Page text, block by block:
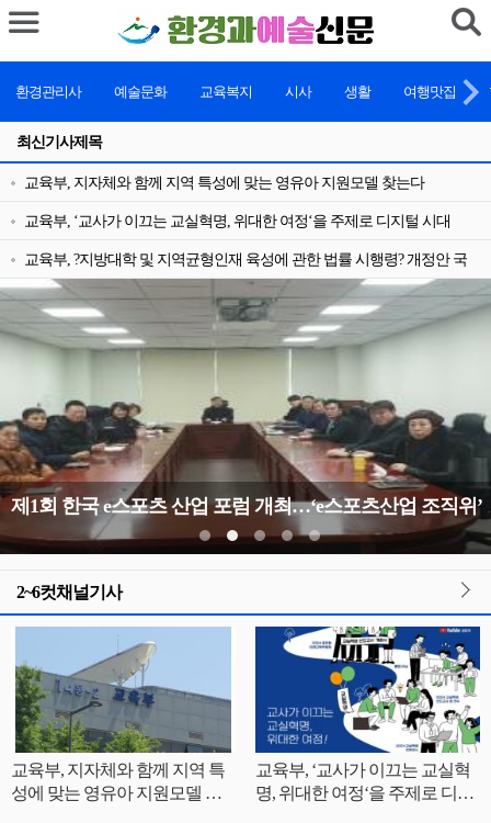
환경관리사 예술문화 교육복지 시사 생활 여행맛집
최신기사제목
교육부, 지자체와 함께 지역 특성에 맞는 영유아 지원모델 찾는다
교육부, ‘교사가 이끄는 교실혁명, 위대한 여정‘을 주제로 디지털 시대
교육부, ?지방대학 및 지역균형인재 육성에 관한 법률 시행령? 개정안 국
무회의 의결
제1회 한국 e
2~6컷채널기사
교육부, 지자체와 함께 지역 특
성에 맞는 영유아 지원모델 찾
교육부, ‘교사가 이끄는 교실혁
명, 위대한 여정‘을 주제로 디지